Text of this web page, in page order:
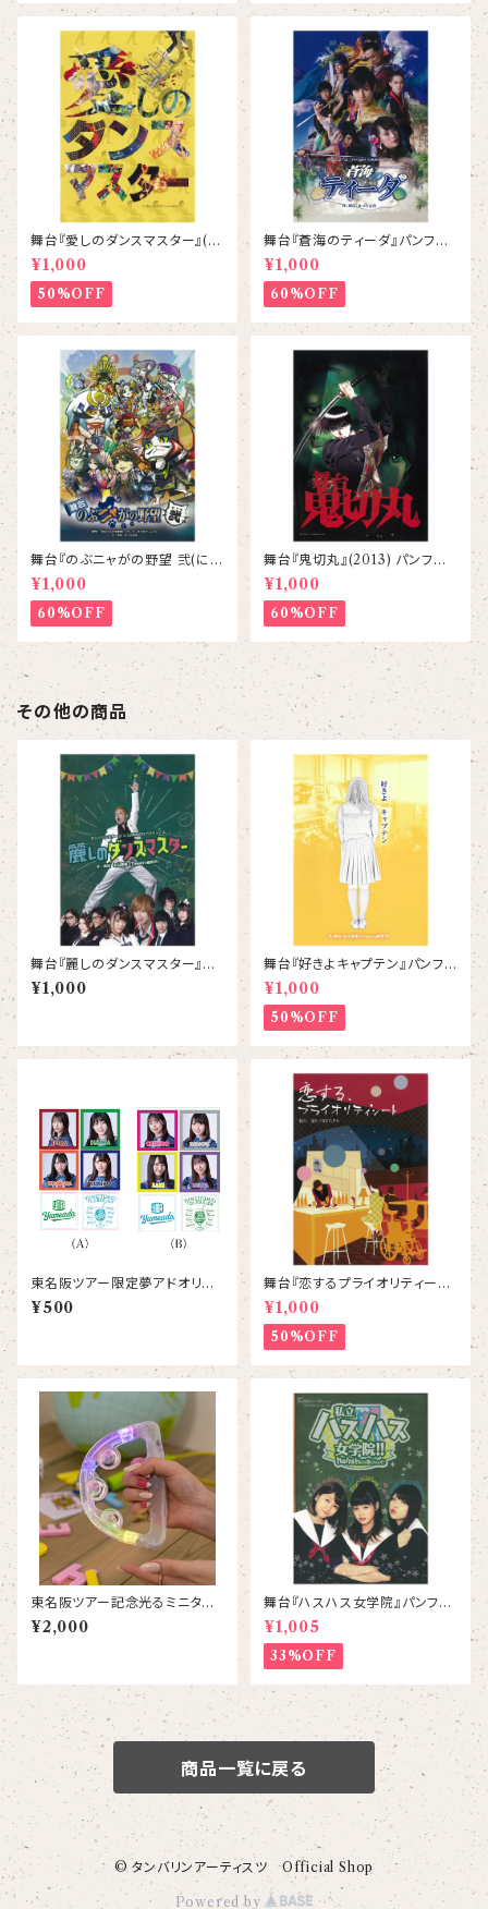
舞台『愛しのダンスマスター』(2
014) パンフレット
¥1,000
50%OFF
舞台『蒼海のティーダ』パンフレ
ット
¥1,000
60%OFF
舞台『のぶニャがの野望 弐(にゃ
ん)』パンフレット
¥1,000
60%OFF
舞台『鬼切丸』(2013) パンフレッ
ト
¥1,000
60%OFF
その他の商品
舞台『麗しのダンスマスター』パ
ンフレット
¥1,000
舞台『好きよキャプテン』パンフレ
ット
¥1,000
50%OFF
東名阪ツアー限定夢アドオリジ
ナルステッカー
¥500
舞台『恋するプライオリティーシ
ート』パンフレット
¥1,000
50%OFF
東名阪ツアー記念光るミニタン
バリン（YUMEADOロゴ入り）
¥2,000
舞台『ハスハス女学院』パンフレ
ット
¥1,005
33%OFF
商品一覧に戻る
© タンバリンアーティスツ Official Shop
Powered by